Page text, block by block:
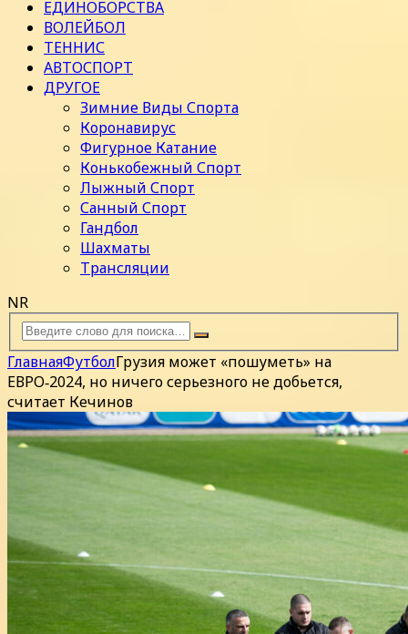
ЕДИНОБОРСТВА
ВОЛЕЙБОЛ
ТЕННИС
АВТОСПОРТ
ДРУГОЕ
Зимние Виды Спорта
Коронавирус
Фигурное Катание
Конькобежный Спорт
Лыжный Спорт
Санный Спорт
Гандбол
Шахматы
Трансляции
NR
ГлавнаяФутболГрузия может «пошуметь» на
ЕВРО‑2024, но ничего серьезного не добьется,
считает Кечинов